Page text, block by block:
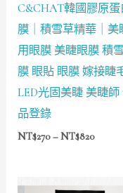
C&CHAT韓國膠原蛋
膜｜積雪草精華｜美
用眼膜 美睫眼膜 積
膜 眼貼 眼膜 嫁接睫
LED光固美睫 美睫師
品登錄
NT$270–NT$820